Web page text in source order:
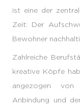
ist eine der
Zeit: Der
Bewohner
Zahlreiche
kreative Köpfe
angezogen
Anbindung und